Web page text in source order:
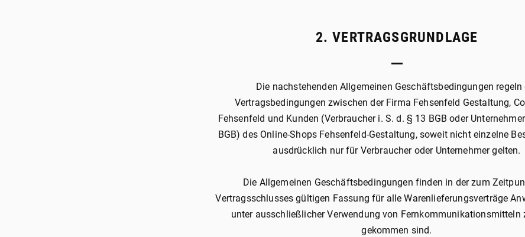
2. VERTRAGSGRUNDLAGE
Die nachstehenden Allgemeinen Geschäftsbedingungen regeln
Vertragsbedingungen zwischen der Firma Fehsenfeld Gestaltung,
Fehsenfeld und Kunden (Verbraucher i. S. d. § 13 BGB oder
BGB) des Online-Shops Fehsenfeld-Gestaltung, soweit nicht einzelne
ausdrücklich nur für Verbraucher oder Unternehmer gelten.
Die Allgemeinen Geschäftsbedingungen finden in der zum
Vertragsschlusses gültigen Fassung für alle Warenlieferungsverträge
unter ausschließlicher Verwendung von Fernkommunikationsmitteln
gekommen sind.